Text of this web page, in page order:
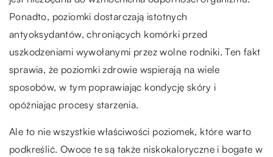
Ponadto, poziomki dostarczają istotnych
antyoksydantów, chroniących komórki przed
uszkodzeniami wywołanymi przez wolne rodniki. Ten fakt
sprawia, że poziomki zdrowie wspierają na wiele
sposobów, w tym poprawiając kondycję skóry i
opóźniając procesy starzenia.
Ale to nie wszystkie właściwości poziomek, które warto
podkreślić. Owoce te są także niskokaloryczne i bogate w